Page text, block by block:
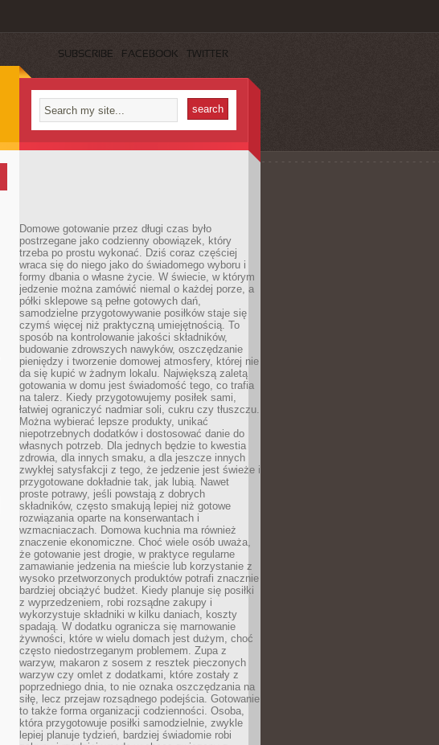
SUBSCRIBE FACEBOOK TWITTER
Domowe gotowanie przez długi czas było
postrzegane jako codzienny obowiązek, który
trzeba po prostu wykonać. Dziś coraz częściej
wraca się do niego jako do świadomego wyboru i
formy dbania o własne życie. W świecie, w którym
jedzenie można zamówić niemal o każdej porze, a
półki sklepowe są pełne gotowych dań,
samodzielne przygotowywanie posiłków staje się
czymś więcej niż praktyczną umiejętnością. To
sposób na kontrolowanie jakości składników,
budowanie zdrowszych nawyków, oszczędzanie
pieniędzy i tworzenie domowej atmosfery, której nie
da się kupić w żadnym lokalu. Największą zaletą
gotowania w domu jest świadomość tego, co trafia
na talerz. Kiedy przygotowujemy posiłek sami,
łatwiej ograniczyć nadmiar soli, cukru czy tłuszczu.
Można wybierać lepsze produkty, unikać
niepotrzebnych dodatków i dostosować danie do
własnych potrzeb. Dla jednych będzie to kwestia
zdrowia, dla innych smaku, a dla jeszcze innych
zwykłej satysfakcji z tego, że jedzenie jest świeże i
przygotowane dokładnie tak, jak lubią. Nawet
proste potrawy, jeśli powstają z dobrych
składników, często smakują lepiej niż gotowe
rozwiązania oparte na konserwantach i
wzmacniaczach. Domowa kuchnia ma również
znaczenie ekonomiczne. Choć wiele osób uważa,
że gotowanie jest drogie, w praktyce regularne
zamawianie jedzenia na mieście lub korzystanie z
wysoko przetworzonych produktów potrafi znacznie
bardziej obciążyć budżet. Kiedy planuje się posiłki
z wyprzedzeniem, robi rozsądne zakupy i
wykorzystuje składniki w kilku daniach, koszty
spadają. W dodatku ogranicza się marnowanie
żywności, które w wielu domach jest dużym, choć
często niedostrzeganym problemem. Zupa z
warzyw, makaron z sosem z resztek pieczonych
warzyw czy omlet z dodatkami, które zostały z
poprzedniego dnia, to nie oznaka oszczędzania na
siłę, lecz przejaw rozsądnego podejścia. Gotowanie
to także forma organizacji codzienności. Osoba,
która przygotowuje posiłki samodzielnie, zwykle
lepiej planuje tydzień, bardziej świadomie robi